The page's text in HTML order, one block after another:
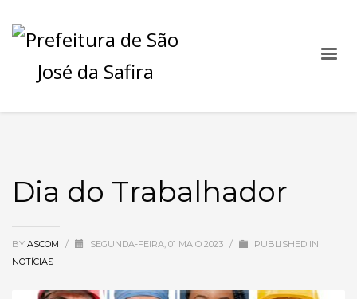
Dia do Trabalhador
BY ASCOM / SEGUNDA-FEIRA, 01 MAIO 2023 /
PUBLISHED IN
NOTÍCIAS